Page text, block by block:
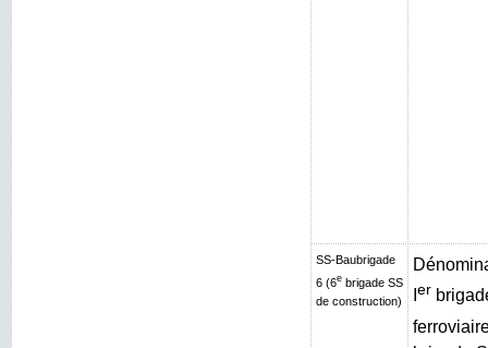
SS-Baubrigade
6 (6e brigade SS
de construction)
er